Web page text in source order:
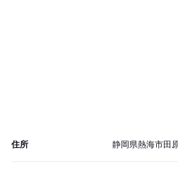
住所 静岡県熱海市田